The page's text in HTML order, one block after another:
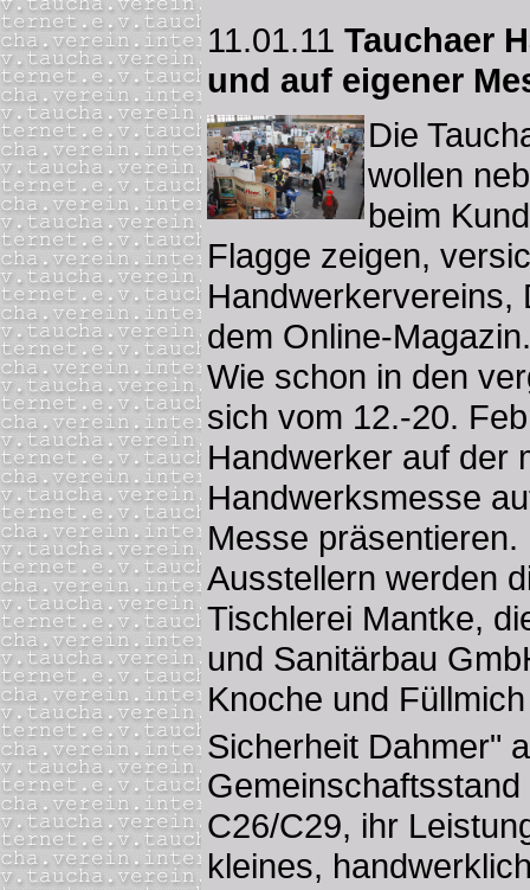
11.01.11 Tauchaer
und auf eigener
Die
wollen
beim
Flagge zeigen,
Handwerkervereins,
dem Online-Magazin.
Wie schon in den
sich vom 12.-20.
Handwerker auf der
Handwerksmesse
Messe
Ausstellern werden
Tischlerei Mantke,
und Sanitärbau
Knoche und
Sicherheit Dahmer"
C26/C29, ihr
kleines,